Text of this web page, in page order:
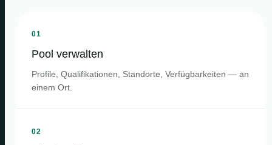
01
Pool verwalten
Profile, Qualifikationen, Standorte, Verfügbarkeiten — an
einem Ort.
02